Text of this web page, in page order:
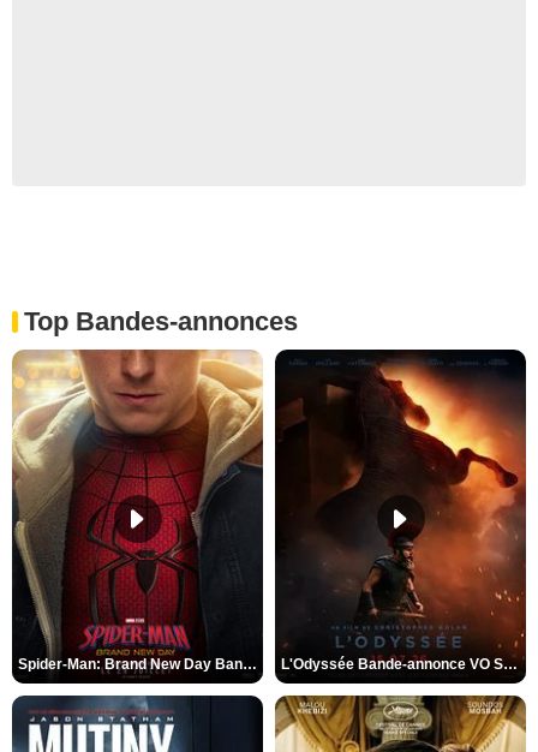
Top Bandes-annonces
Spider-Man: Brand New Day Bande-annonce VO STFR L'Odyssée Bande-annonce VO STFR